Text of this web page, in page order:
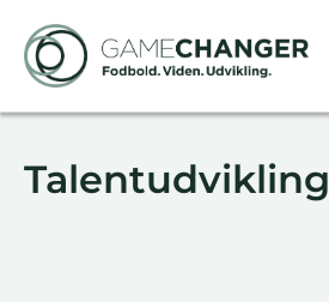
Talentudvikling